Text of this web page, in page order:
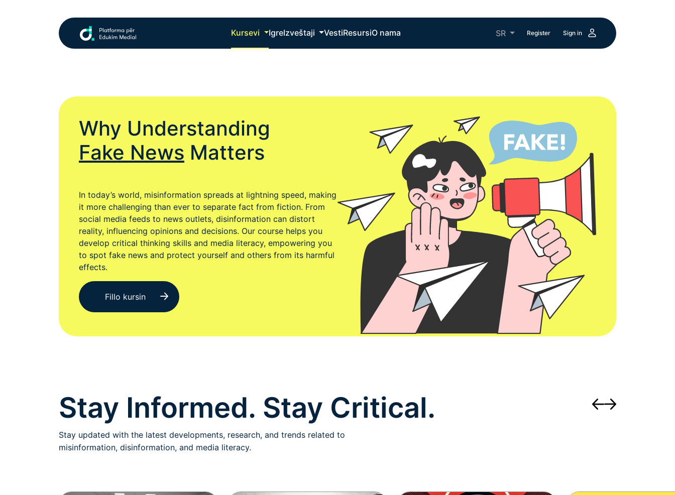
Kursevi IgreIzveštaji VestiResursiO nama SR Register Sign in
Why Understanding
Fake News Matters
In today’s world, misinformation spreads at lightning speed, making
it more challenging than ever to separate fact from fiction. From
social media feeds to news outlets, disinformation can distort
reality, influencing opinions and decisions. Our course helps you
develop critical thinking skills and media literacy, empowering you
to spot fake news and protect yourself and others from its harmful
effects.
Fillo kursin
Stay Informed. Stay Critical.
Stay updated with the latest developments, research, and trends related to
misinformation, disinformation, and media literacy.